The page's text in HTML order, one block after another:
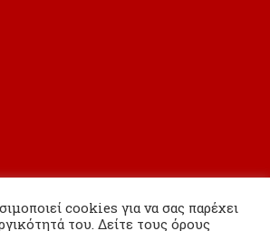
cookies για να σας παρέχει
του. Δείτε τους όρους